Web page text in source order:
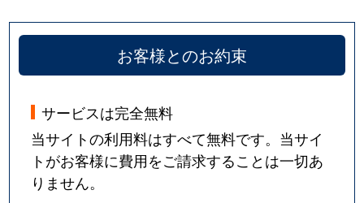
お客様とのお約束
サービスは完全無料
当サイトの利用料はすべて無料です。当サイ
トがお客様に費用をご請求することは一切あ
りません。